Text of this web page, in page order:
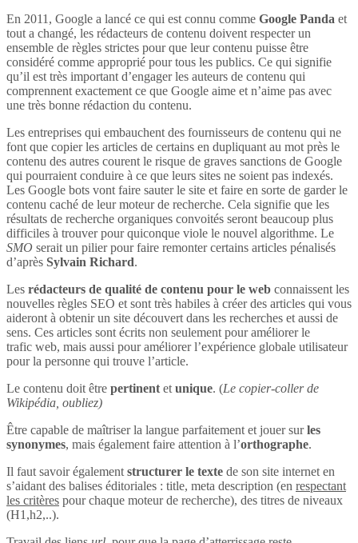
En 2011, Google a lancé ce qui est connu comme Google Panda et
tout a changé, les rédacteurs de contenu doivent respecter un
ensemble de règles strictes pour que leur contenu puisse être
considéré comme approprié pour tous les publics. Ce qui signifie
qu’il est très important d’engager les auteurs de contenu qui
comprennent exactement ce que Google aime et n’aime pas avec
une très bonne rédaction du contenu.
Les entreprises qui embauchent des fournisseurs de contenu qui ne
font que copier les articles de certains en dupliquant au mot près le
contenu des autres courent le risque de graves sanctions de Google
qui pourraient conduire à ce que leurs sites ne soient pas indexés.
Les Google bots vont faire sauter le site et faire en sorte de garder le
contenu caché de leur moteur de recherche. Cela signifie que les
résultats de recherche organiques convoités seront beaucoup plus
difficiles à trouver pour quiconque viole le nouvel algorithme. Le
SMO serait un pilier pour faire remonter certains articles pénalisés
d’après Sylvain Richard.
Les rédacteurs de qualité de contenu pour le web connaissent les
nouvelles règles SEO et sont très habiles à créer des articles qui vous
aideront à obtenir un site découvert dans les recherches et aussi de
sens. Ces articles sont écrits non seulement pour améliorer le
trafic web, mais aussi pour améliorer l’expérience globale utilisateur
pour la personne qui trouve l’article.
Le contenu doit être pertinent et unique. (Le copier-coller de
Wikipédia, oubliez)
Être capable de maîtriser la langue parfaitement et jouer surles
synonymes, mais également faire attention à l’orthographe.
Il faut savoir également structurer le texte de son site internet en
s’aidant des balises éditoriales : title, meta description (en respectant
les critères pour chaque moteur de recherche), des titres de niveaux
(H1,h2,..).